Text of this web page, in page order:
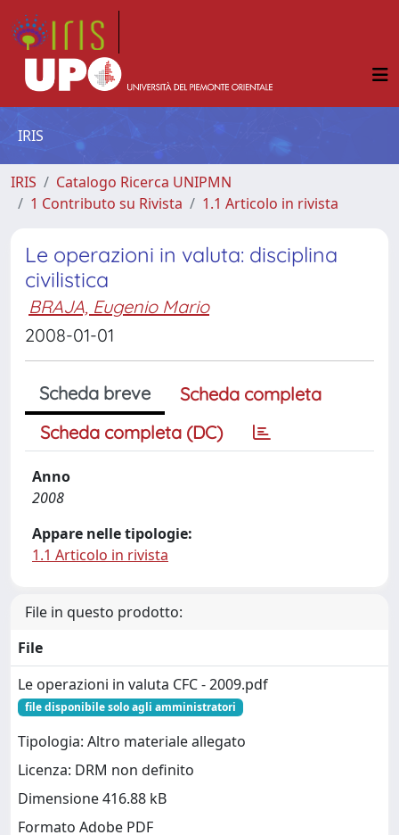
IRIS
IRIS
Catalogo Ricerca UNIPMN
1 Contributo su Rivista
1.1 Articolo in rivista
Le operazioni in valuta: disciplina
civilistica
BRAJA, Eugenio Mario
2008-01-01
Scheda breve
Scheda completa
Scheda completa (DC)
Anno
2008
Appare nelle tipologie:
1.1 Articolo in rivista
File in questo prodotto:
File
Le operazioni in valuta CFC - 2009.pdf
file disponibile solo agli amministratori
Tipologia: Altro materiale allegato
Licenza: DRM non definito
Dimensione 416.88 kB
Formato Adobe PDF